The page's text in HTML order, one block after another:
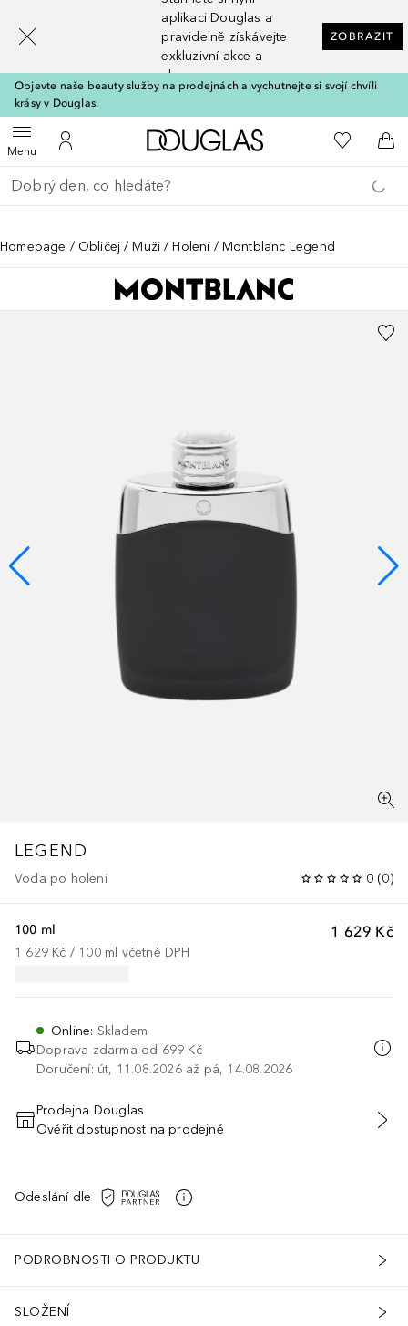
aplikaci Douglas a
pravidelně získávejte
exkluzivní akce a
slevy
ZOBRAZIT
Objevte naše beauty služby na prodejnách a vychutnejte si svojí chvíli
krásy v Douglas.
MenuOtevřít menuK mému účtu
Domů K mému
Do
Vraťte se
Proveďte vyhledávání
Homepage Obličej Muži Holení Montblanc Legend
LEGEND
Voda po holení 0 (0)
1 629 Kč
100 ml
1 629 Kč / 100 ml včetně DPH
Online: Skladem
Doprava zdarma od 699 Kč
Doručení: út, 11.08.2026 až pá, 14.08.2026
PŘIDAT DO KOŠÍKU
Prodejna Douglas
Ověřit dostupnost na prodejně
Odeslání dle
PODROBNOSTI O PRODUKTU
SLOŽENÍ
[navigation.slideout.screenreader]